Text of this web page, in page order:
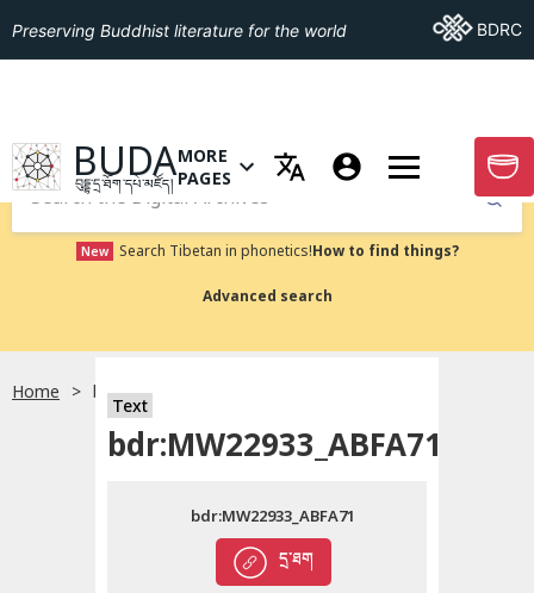
English
Preserving Buddhist literature for the world Go ToBDRC
GO TO HOMEPAGE
BUDA
བུདྡྷ་དྲ་ཐོག་དཔེ་མཛོད།
OPEN MENU OF MORE PAGES
MORE
PAGES
GO
Submit
New Search Tibetan in phonetics!How to find things?
Advanced search
Home bdr:MW22933_ABFA71
Text
bdr:MW22933_ABFA71
དྲ་ཐག
bdr:MW22933_ABFA71